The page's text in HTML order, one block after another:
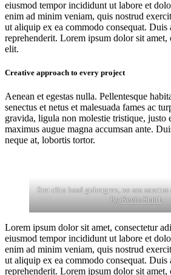
eiusmod tempor incididunt ut labore et
enim ad minim veniam, quis nostrud
ut aliquip ex ea commodo consequat. Duis
reprehenderit. Lorem ipsum dolor sit amet,
elit.
Creative approach to every project
Aenean et egestas nulla. Pellentesque
senectus et netus et malesuada fames ac
gravida, ligula non molestie tristique, justo
maximus augue magna accumsan ante.
neque at, lobortis tortor.
Stet clita kasd gubergren, no sea
ByKevin Smith
Lorem ipsum dolor sit amet, consectetur
eiusmod tempor incididunt ut labore et
enim ad minim veniam, quis nostrud
ut aliquip ex ea commodo consequat. Duis
reprehenderit. Lorem ipsum dolor sit amet,